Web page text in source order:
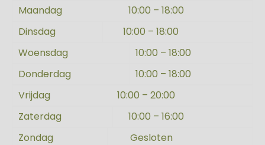
Maandag
10:00 – 18:00
Dinsdag
10:00 – 18:00
Woensdag
10:00 – 18:00
Donderdag
10:00 – 18:00
Vrijdag
10:00 – 20:00
Zaterdag
10:00 – 16:00
Zondag
Gesloten